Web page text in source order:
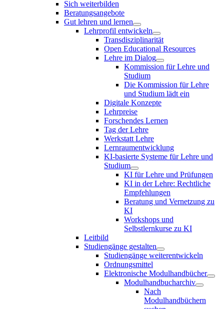
Sich weiterbilden
Beratungsangebote
Gut lehren und lernen
Lehrprofil entwickeln
Transdisziplinarität
Open Educational Resources
Lehre im Dialog
Kommission für Lehre und
Studium
Die Kommission für Lehre
und Studium lädt ein
Digitale Konzepte
Lehrpreise
Forschendes Lernen
Tag der Lehre
Werkstatt Lehre
Lernraumentwicklung
KI-basierte Systeme für Lehre und
Studium
KI für Lehre und Prüfungen
KI in der Lehre: Rechtliche
Empfehlungen
Beratung und Vernetzung zu
KI
Workshops und
Selbstlernkurse zu KI
Leitbild
Studiengänge gestalten
Studiengänge weiterentwickeln
Ordnungsmittel
Elektronische Modulhandbücher
Modulhandbucharchiv
Nach
Modulhandbüchern